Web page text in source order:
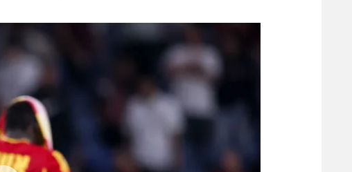
תקנון עבור פעילות אלקטרה
תקנון עבור פעילות ספורט 1 – "מרלן"
תנאי שימוש
הפועל תל אביב
הפועל באר שבע
מכבי נתניה
בני יהודה